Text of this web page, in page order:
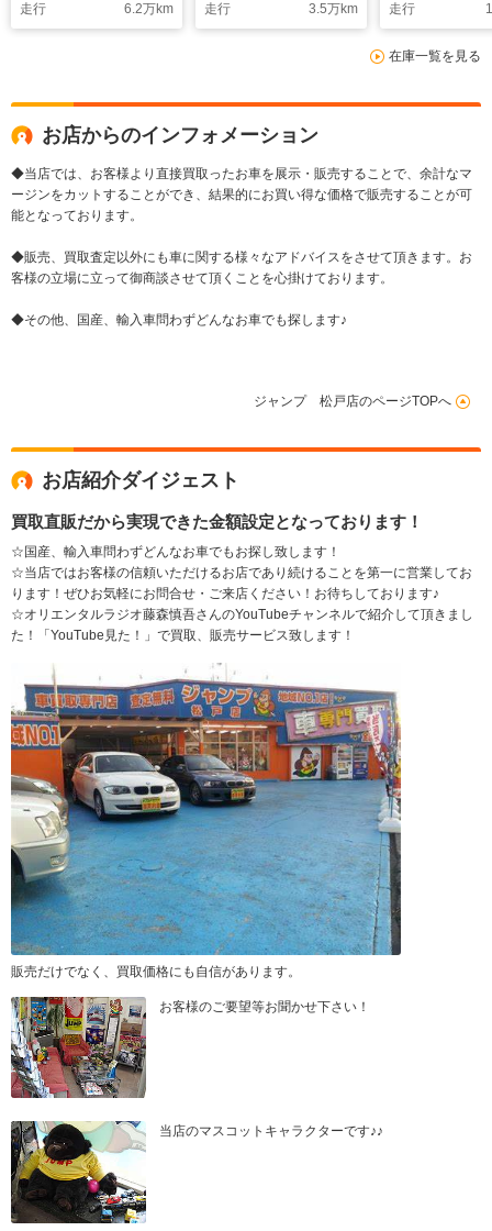
走行
6.2万km
走行
3.5万km
走行
在庫一覧を見る
お店からのインフォメーション
◆当店では、お客様より直接買取ったお車を展示・販売することで、余計なマ
ージンをカットすることができ、結果的にお買い得な価格で販売することが可
能となっております。
◆販売、買取査定以外にも車に関する様々なアドバイスをさせて頂きます。お
客様の立場に立って御商談させて頂くことを心掛けております。
◆その他、国産、輸入車問わずどんなお車でも探します♪
ジャンプ 松戸店のページTOPへ
お店紹介ダイジェスト
買取直販だから実現できた金額設定となっております！
☆国産、輸入車問わずどんなお車でもお探し致します！
☆当店ではお客様の信頼いただけるお店であり続けることを第一に営業してお
ります！ぜひお気軽にお問合せ・ご来店ください！お待ちしております♪
☆オリエンタルラジオ藤森慎吾さんのYouTubeチャンネルで紹介して頂きまし
た！「YouTube見た！」で買取、販売サービス致します！
販売だけでなく、買取価格にも自信があります。
お客様のご要望等お聞かせ下さい！
当店のマスコットキャラクターです♪♪